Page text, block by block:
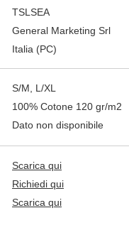
TSLSEA
General Marketing Srl
Italia (PC)
S/M, L/XL
100% Cotone 120 gr/m2
Dato non disponibile
Scarica qui
Richiedi qui
Scarica qui